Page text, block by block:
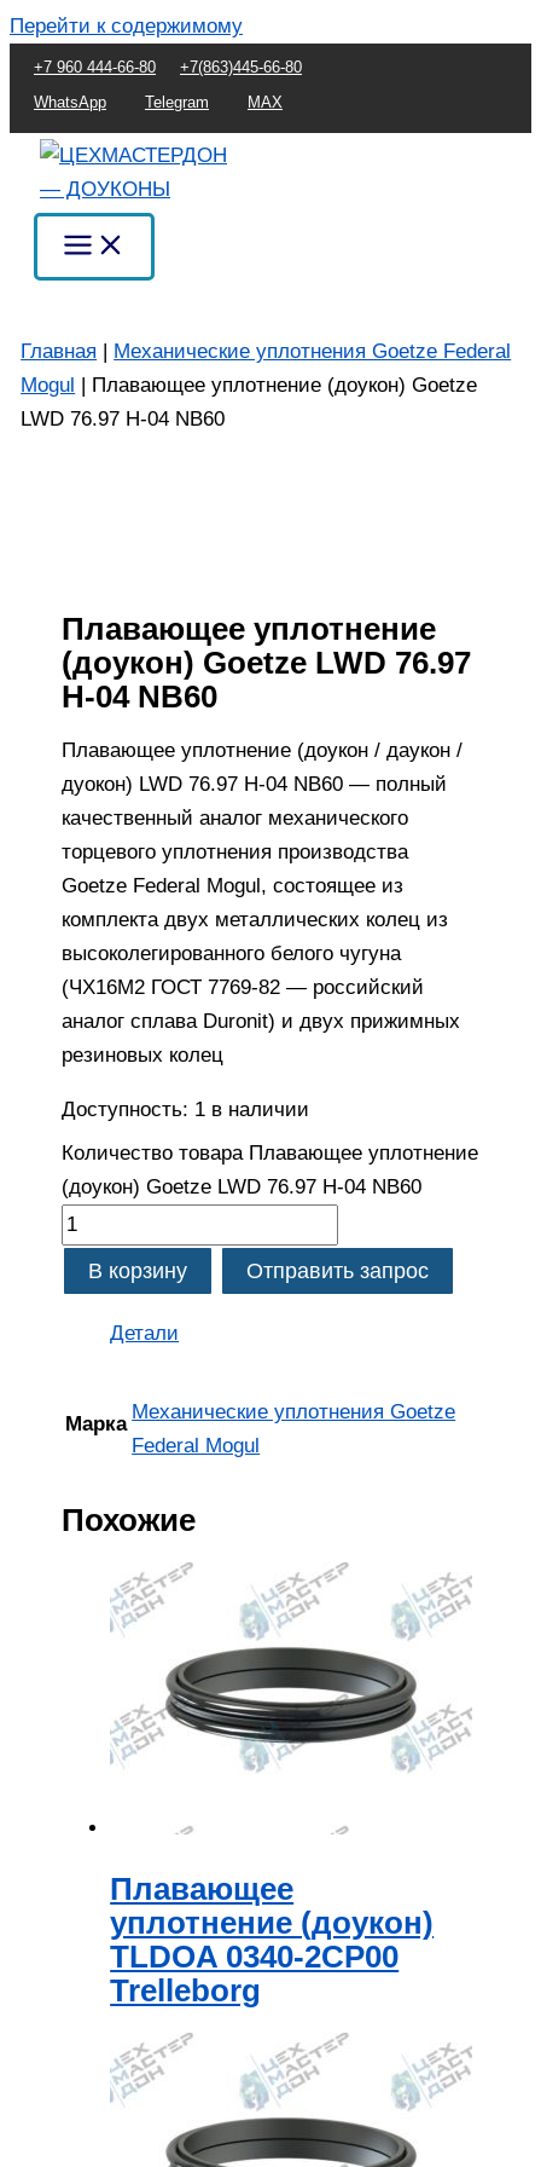
Перейти к содержимому
+7 960 444-66-80
+7(863)445-66-80
WhatsApp
Telegram MAX
Главная | Механические уплотнения Goetze Federal
Mogul | Плавающее уплотнение (доукон) Goetze
LWD 76.97 H-04 NB60
Плавающее уплотнение
(доукон) Goetze LWD 76.97
H-04 NB60
Плавающее уплотнение (доукон / даукон /
дуокон) LWD 76.97 H-04 NB60 — полный
качественный аналог механического
торцевого уплотнения производства
Goetze Federal Mogul, состоящее из
комплекта двух металлических колец из
высоколегированного белого чугуна
(ЧХ16М2 ГОСТ 7769-82 — российский
аналог сплава Duronit) и двух прижимных
резиновых колец
Доступность: 1 в наличии
Количество товара Плавающее уплотнение
(доукон) Goetze LWD 76.97 H-04 NB60
В корзину Отправить запрос
Детали
Марка
Механические уплотнения Goetze
Federal Mogul
Похожие
Плавающее
уплотнение (доукон)
TLDOA 0340-2CP00
Trelleborg